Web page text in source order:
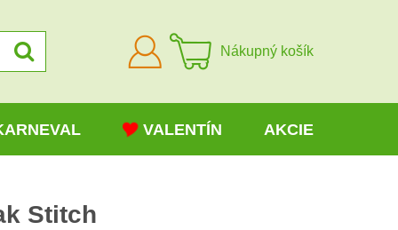
Prihlásiť
sa
Nákupný košík
VALENTÍN AKCIE
Stitch